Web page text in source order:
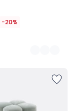
-20%